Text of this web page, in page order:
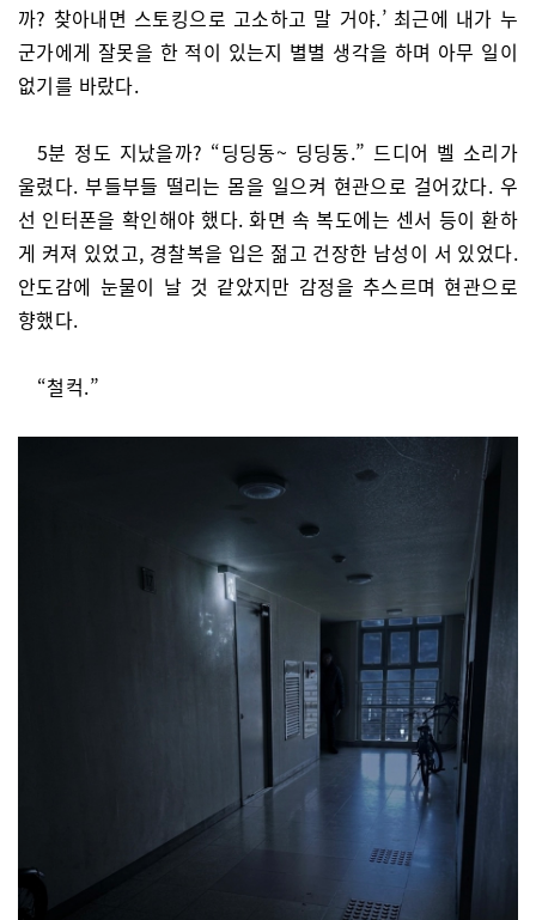
까? 찾아내면 스토킹으로 고소하고 말 거야.’ 최근에 내가 누
군가에게 잘못을 한 적이 있는지 별별 생각을 하며 아무 일이
없기를 바랐다.
5분 정도 지났을까? “딩딩동~ 딩딩동.” 드디어 벨 소리가
울렸다. 부들부들 떨리는 몸을 일으켜 현관으로 걸어갔다. 우
선 인터폰을 확인해야 했다. 화면 속 복도에는 센서 등이 환하
게 켜져 있었고, 경찰복을 입은 젊고 건장한 남성이 서 있었다.
안도감에 눈물이 날 것 같았지만 감정을 추스르며 현관으로
향했다.
“철컥.”